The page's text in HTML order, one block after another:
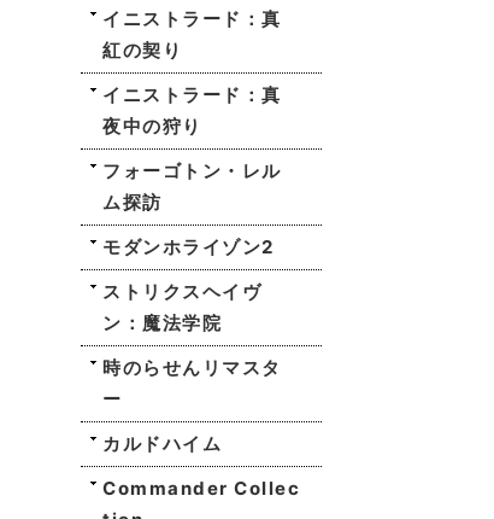
イニストラード：真
紅の契り
イニストラード：真
夜中の狩り
フォーゴトン・レル
ム探訪
モダンホライゾン2
ストリクスヘイヴ
ン：魔法学院
時のらせんリマスタ
ー
カルドハイム
Commander Collec